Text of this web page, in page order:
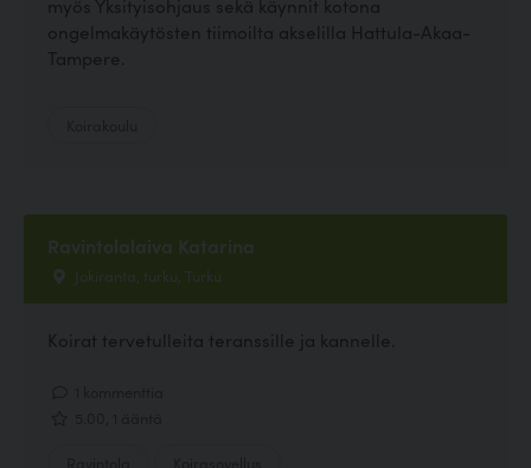
myös Yksityisohjaus sekä käynnit kotona
ongelmakäytösten tiimoilta akselilla Hattula-Akaa-
Tampere.
Ravintolalaiva Katarina
Jokiranta, turku, Turku
Koirat tervetulleita teranssille ja kannelle.